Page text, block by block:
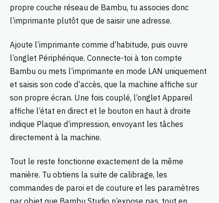
propre couche réseau de Bambu, tu associes donc
l’imprimante plutôt que de saisir une adresse.
Ajoute l’imprimante comme d’habitude, puis ouvre
l’onglet Périphérique. Connecte-toi à ton compte
Bambu ou mets l’imprimante en mode LAN uniquement
et saisis son code d’accès, que la machine affiche sur
son propre écran. Une fois couplé, l’onglet Appareil
affiche l’état en direct et le bouton en haut à droite
indique Plaque d’impression, envoyant les tâches
directement à la machine.
Tout le reste fonctionne exactement de la même
manière. Tu obtiens la suite de calibrage, les
commandes de paroi et de couture et les paramètres
par objet que Bambu Studio n’expose pas, tout en